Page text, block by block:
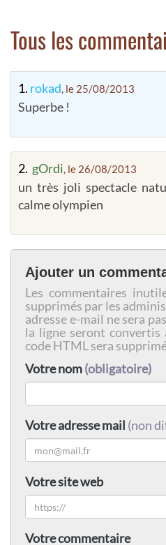
Tous les
1. rokad, le 25/08/2013
Superbe !
2. gOrdi, le 26/08/2013
un très joli spectacle
calme olympien
Ajouter un
Les commentaires
supprimés par les
adresse e-mail ne sera
la ligne seront
code HTML sera
Votre nom(obligatoire)
Votre adresse mail (non
Votre site web
Votre commentaire